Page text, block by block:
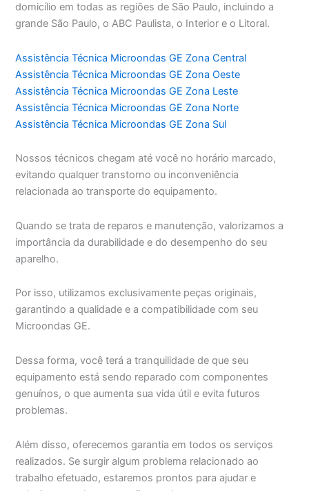
domicílio em todas as regiões de São Paulo, incluindo a
grande São Paulo, o ABC Paulista, o Interior e o Litoral.
Assistência Técnica Microondas GE Zona Central
Assistência Técnica Microondas GE Zona Oeste
Assistência Técnica Microondas GE Zona Leste
Assistência Técnica Microondas GE Zona Norte
Assistência Técnica Microondas GE Zona Sul
Nossos técnicos chegam até você no horário marcado,
evitando qualquer transtorno ou inconveniência
relacionada ao transporte do equipamento.
Quando se trata de reparos e manutenção, valorizamos a
importância da durabilidade e do desempenho do seu
aparelho.
Por isso, utilizamos exclusivamente peças originais,
garantindo a qualidade e a compatibilidade com seu
Microondas GE.
Dessa forma, você terá a tranquilidade de que seu
equipamento está sendo reparado com componentes
genuínos, o que aumenta sua vida útil e evita futuros
problemas.
Além disso, oferecemos garantia em todos os serviços
realizados. Se surgir algum problema relacionado ao
trabalho efetuado, estaremos prontos para ajudar e